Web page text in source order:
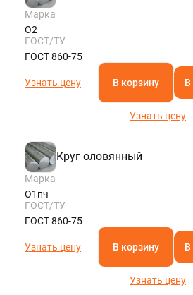
Марка
О2
ГОСТ/ТУ
ГОСТ 860-75
Узнать цену В корзину В
Узнать цену
Круг оловянный
Марка
О1пч
ГОСТ/ТУ
ГОСТ 860-75
Узнать цену В корзину В
Узнать цену